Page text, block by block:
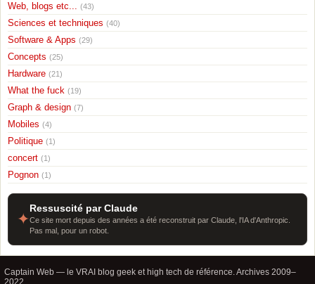
Web, blogs etc... (43)
Sciences et techniques (40)
Software & Apps (29)
Concepts (25)
Hardware (21)
What the fuck (19)
Graph & design (7)
Mobiles (4)
Politique (1)
concert (1)
Pognon (1)
✦
Ressuscité par Claude
Ce site mort depuis des années a été reconstruit par Claude, l'IA d'Anthropic.
Pas mal, pour un robot.
Captain Web — le VRAI blog geek et high tech de référence. Archives 2009–
2022.